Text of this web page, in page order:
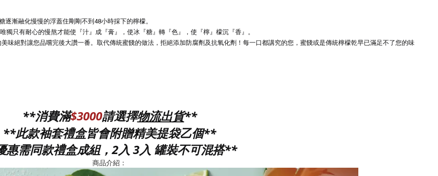
逐漸融化慢慢的浮蓋住剛剛不到48小時採下的檸檬。
獨只有耐心的慢熬才能使『汁』成『膏』，使冰『糖』轉『色』，使『檸』檬沉『香』 。
味絕對讓您品嚐完後大讚一番。取代傳統蜜餞的做法，拒絕添加防腐劑及抗氧化劑！每一口都講究的您，蜜餞或是傳統檸檬乾早已滿足不了您的味
**消費滿$3000請選擇物流出貨**
**此款袖套禮盒皆會附贈精美提袋乙個**
惠需同款禮盒成組，2入 3入 罐裝不可混搭**
商品介紹：